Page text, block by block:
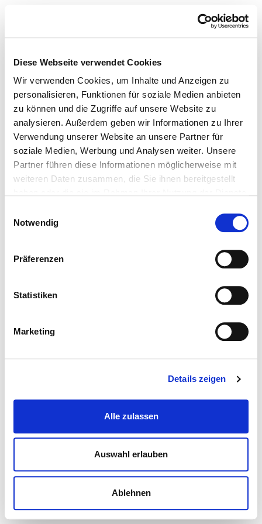
Diese Webseite verwendet Cookies
Wir verwenden Cookies, um Inhalte und Anzeigen zu
personalisieren, Funktionen für soziale Medien anbieten
zu können und die Zugriffe auf unsere Website zu
analysieren. Außerdem geben wir Informationen zu Ihrer
Verwendung unserer Website an unsere Partner für
soziale Medien, Werbung und Analysen weiter. Unsere
Partner führen diese Informationen möglicherweise mit
weiteren Daten zusammen, die Sie ihnen bereitgestellt
Notwendig
Präferenzen
Statistiken
Marketing
Details zeigen
Alle zulassen
Auswahl erlauben
Ablehnen